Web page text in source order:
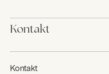
Kontakt
Kontakt